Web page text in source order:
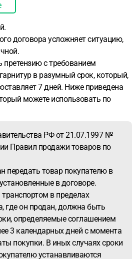
договора усложняет ситуацию,
с требованием
в разумный срок, который,
7 дней. Ниже приведена
можете использовать по
РФ от 21.07.1997 №
Правил продажи товаров по
передать товар покупателю в
в договоре.
в пределах
где он продан, должна быть
определяемые соглашением
3 календарных дней с момента
покупки. В иных случаях сроки
устанавливаются